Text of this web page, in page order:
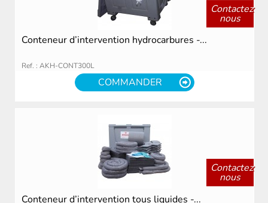
Contactez
nous
Conteneur d’intervention hydrocarbures -...
Ref. : AKH-CONT300L
COMMANDER
Contactez
nous
Conteneur d’intervention tous liquides -...